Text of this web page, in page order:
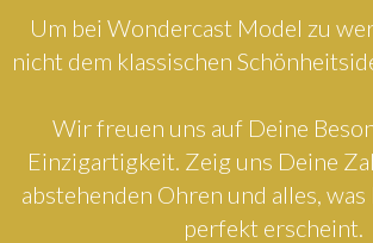
Um bei Wondercast Model zu
nicht dem klassischen
Wir freuen uns auf Deine
Einzigartigkeit. Zeig uns Deine
abstehenden Ohren und alles,
perfekt erscheint.